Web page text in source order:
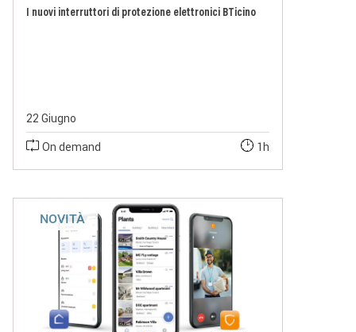
I nuovi interruttori di protezione elettronici BTicino
22 Giugno
On demand
1h
NOVITÀ